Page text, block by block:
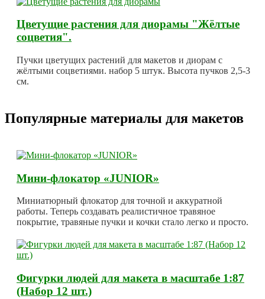
Цветущие растения для диорамы "Жёлтые
соцветия".
Пучки цветущих растений для макетов и диорам с
жёлтыми соцветиями. набор 5 штук. Высота пучков 2,5-3
см.
Популярные материалы для макетов
Мини-флокатор «JUNIOR»
Миниатюрный флокатор для точной и аккуратной
работы. Теперь создавать реалистичное травяное
покрытие, травяные пучки и кочки стало легко и просто.
Фигурки людей для макета в масштабе 1:87
(Набор 12 шт.)